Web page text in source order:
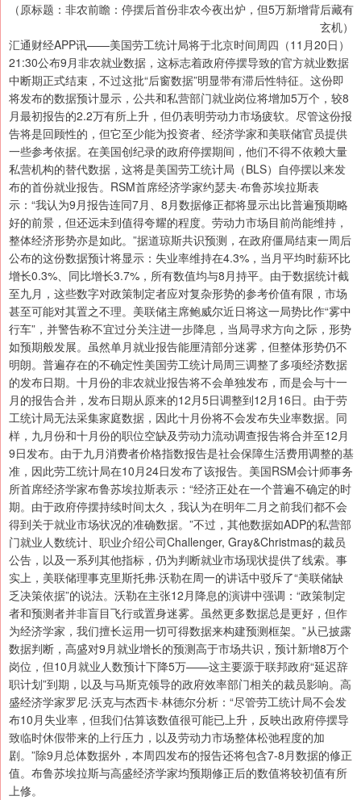
（原标题：非农前瞻：停摆后首份非农今夜出炉，但5万新增背后藏有
玄机）
汇通财经APP讯——美国劳工统计局将于北京时间周四（11月20日）
21:30公布9月非农就业数据，这标志着政府停摆导致的官方就业数据
中断期正式结束，不过这批“后窗数据”明显带有滞后性特征。这份即
将发布的数据预计显示，公共和私营部门就业岗位将增加5万个，较8
月最初报告的2.2万有所上升，但仍表明劳动力市场疲软。尽管这份报
告将是回顾性的，但它至少能为投资者、经济学家和美联储官员提供
一些参考依据。在美国创纪录的政府停摆期间，他们不得不依赖大量
私营机构的替代数据，这将是美国劳工统计局（BLS）自停摆以来发
布的首份就业报告。RSM首席经济学家约瑟夫·布鲁苏埃拉斯表
示：“我认为9月报告连同7月、8月数据修正都将显示出比普遍预期略
好的前景，但还远未到值得夸耀的程度。劳动力市场目前尚能维持，
整体经济形势亦是如此。”据道琼斯共识预测，在政府僵局结束一周后
公布的这份数据预计将显示：失业率维持在4.3%，当月平均时薪环比
增长0.3%、同比增长3.7%，所有数值均与8月持平。由于数据统计截
至九月，这些数字对政策制定者应对复杂形势的参考价值有限，市场
甚至可能对其置之不理。美联储主席鲍威尔近日将这一局势比作“雾中
行车”，并警告称不宜过分关注进一步降息，当局寻求方向之际，形势
如预期般发展。虽然单月就业报告能厘清部分迷雾，但整体形势仍不
明朗。普遍存在的不确定性美国劳工统计局周三调整了多项经济数据
的发布日期。十月份的非农就业报告将不会单独发布，而是会与十一
月的报告合并，发布日期从原来的12月5日调整到12月16日。由于劳
工统计局无法采集家庭数据，因此十月份将不会发布失业率数据。同
样，九月份和十月份的职位空缺及劳动力流动调查报告将合并至12月
9日发布。由于九月消费者价格指数报告是社会保障生活费用调整的基
准，因此劳工统计局在10月24日发布了该报告。美国RSM会计师事务
所首席经济学家布鲁苏埃拉斯表示：“经济正处在一个普遍不确定的时
期。由于政府停摆持续时间太久，我认为在明年二月之前我们都不会
得到关于就业市场状况的准确数据。”不过，其他数据如ADP的私营部
门就业人数统计、职业介绍公司Challenger, Gray&Christmas的裁员
公告，以及一系列其他指标，仍为判断就业市场现状提供了线索。事
实上，美联储理事克里斯托弗·沃勒在周一的讲话中驳斥了“美联储缺
乏决策依据”的说法。沃勒在主张12月降息的演讲中强调：“政策制定
者和预测者并非盲目飞行或置身迷雾。虽然更多数据总是更好，但作
为经济学家，我们擅长运用一切可得数据来构建预测框架。”从已披露
数据判断，高盛对9月就业增长的预测高于市场共识，预计新增8万个
岗位，但10月就业人数预计下降5万——这主要源于联邦政府“延迟辞
职计划”到期，以及与马斯克领导的政府效率部门相关的裁员影响。高
盛经济学家罗尼·沃克与杰西卡·林德尔分析：“尽管劳工统计局不会发
布10月失业率，但我们估算该数值很可能已上升，反映出政府停摆导
致临时休假带来的上行压力，以及劳动力市场整体松弛程度的加
剧。”除9月总体数据外，本周四发布的报告还将包含7-8月数据的修正
值。布鲁苏埃拉斯与高盛经济学家均预期修正后的数值将较初值有所
上修。